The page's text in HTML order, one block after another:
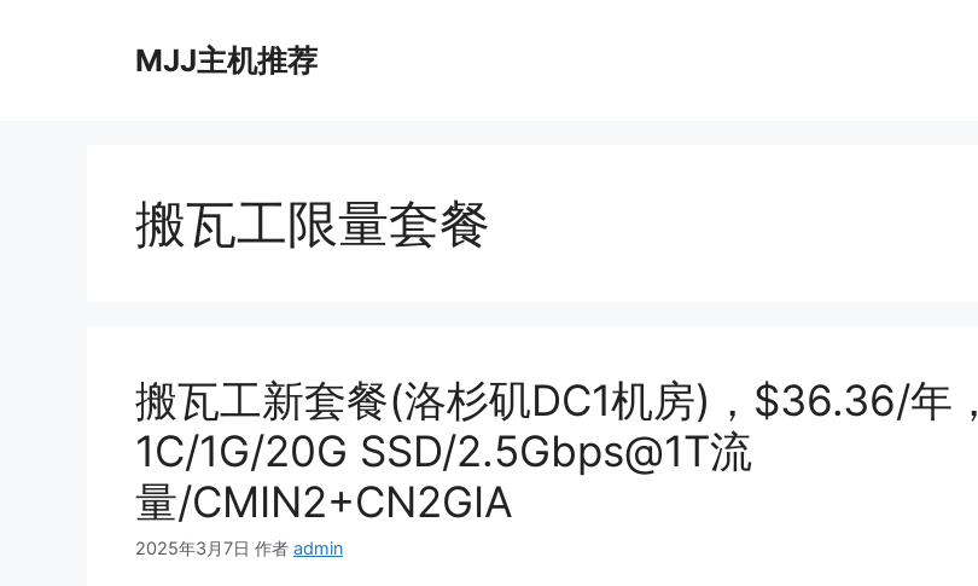
MJJ主机推荐
搬瓦工限量套餐
搬瓦工新套餐(洛杉矶DC1机房)，$36.36/年，
1C/1G/20G SSD/2.5Gbps@1T流
量/CMIN2+CN2GIA
2025年3月7日 作者 admin